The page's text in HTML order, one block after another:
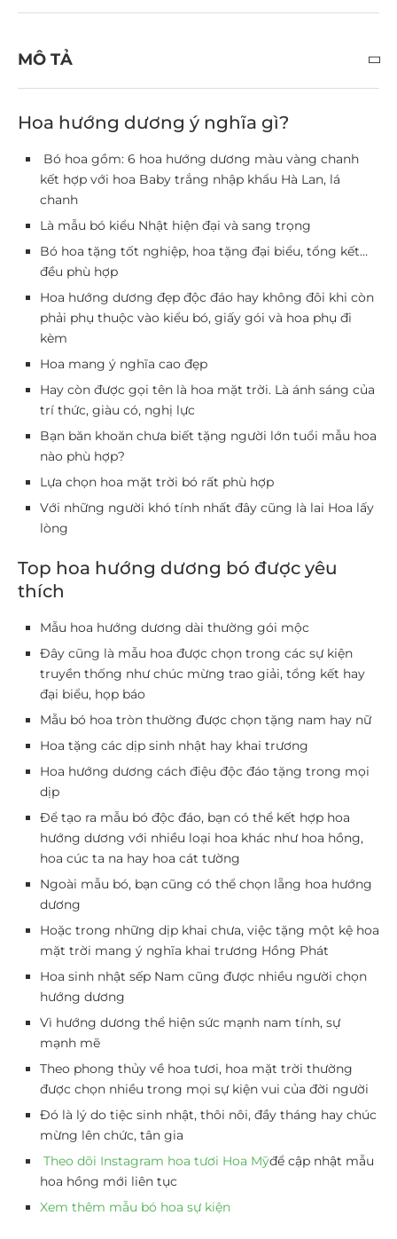
MÔ TẢ
Hoa hướng dương ý nghĩa gì?
Bó hoa gồm: 6 hoa hướng dương màu vàng chanh
kết hợp với hoa Baby trắng nhập khẩu Hà Lan, lá
chanh
Là mẫu bó kiểu Nhật hiện đại và sang trọng
Bó hoa tặng tốt nghiệp, hoa tặng đại biểu, tổng kết…
đều phù hợp
Hoa hướng dương đẹp độc đáo hay không đôi khi còn
phải phụ thuộc vào kiểu bó, giấy gói và hoa phụ đi
kèm
Hoa mang ý nghĩa cao đẹp
Hay còn được gọi tên là hoa mặt trời. Là ánh sáng của
trí thức, giàu có, nghị lực
Bạn băn khoăn chưa biết tặng người lớn tuổi mẫu hoa
nào phù hợp?
Lựa chọn hoa mặt trời bó rất phù hợp
Với những người khó tính nhất đây cũng là lai Hoa lấy
lòng
Top hoa hướng dương bó được yêu
thích
Mẫu hoa hướng dương dài thường gói mộc
Đây cũng là mẫu hoa được chọn trong các sự kiện
truyền thống như chúc mừng trao giải, tổng kết hay
đại biểu, họp báo
Mẫu bó hoa tròn thường được chọn tặng nam hay nữ
Hoa tặng các dịp sinh nhật hay khai trương
Hoa hướng dương cách điệu độc đáo tặng trong mọi
dịp
Để tạo ra mẫu bó độc đáo, bạn có thể kết hợp hoa
hướng dương với nhiều loại hoa khác như hoa hồng,
hoa cúc ta na hay hoa cát tường
Ngoài mẫu bó, bạn cũng có thể chọn lẵng hoa hướng
dương
Hoặc trong những dịp khai chưa, việc tặng một kệ hoa
mặt trời mang ý nghĩa khai trương Hồng Phát
Hoa sinh nhật sếp Nam cũng được nhiều người chọn
hướng dương
Vì hướng dương thể hiện sức mạnh nam tính, sự
mạnh mẽ
Theo phong thủy về hoa tươi, hoa mặt trời thường
được chọn nhiều trong mọi sự kiện vui của đời người
Đó là lý do tiệc sinh nhật, thôi nôi, đầy tháng hay chúc
mừng lên chức, tân gia
Theo dõi Instagram hoa tươi Hoa Mỹđể cập nhật mẫu
hoa hồng mới liên tục
Xem thêm mẫu bó hoa sự kiện